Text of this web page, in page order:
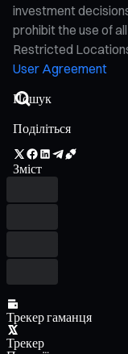
investment
prohibit the use of
Restricted
User Agreement
Поділіться
Зміст
Трекер гаманця
Трекер